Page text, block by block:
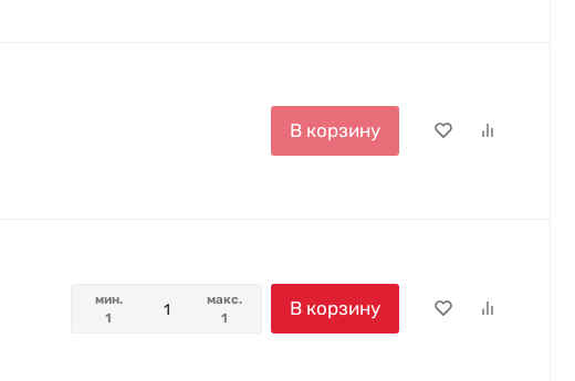
В корзину
мин.
1
макс.
1
В корзину